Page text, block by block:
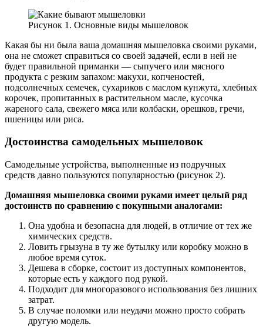
Рисунок 1. Основные виды мышеловок
Какая бы ни была ваша домашняя мышеловка своими руками,
она не сможет справиться со своей задачей, если в ней не
будет правильной приманки — сыпучего или мясного
продукта с резким запахом: макухи, копченостей,
подсолнечных семечек, сухариков с маслом кунжута, хлебных
корочек, пропитанных в растительном масле, кусочка
жареного сала, свежего мяса или колбаски, орешков, гречи,
пшеницы или риса.
Достоинства самодельных мышеловок
Самодельные устройства, выполненные из подручных
средств давно пользуются популярностью (рисунок 2).
Домашняя мышеловка своими руками имеет целый ряд
достоинств по сравнению с покупными аналогами:
Она удобна и безопасна для людей, в отличие от тех же
химических средств.
Ловить грызуна в ту же бутылку или коробку можно в
любое время суток.
Дешева в сборке, состоит из доступных компонентов,
которые есть у каждого под рукой.
Подходит для многоразового использования без лишних
затрат.
В случае поломки или неудачи можно просто собрать
другую модель.